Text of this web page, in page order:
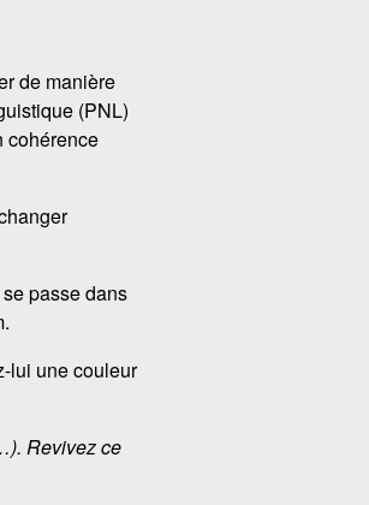
de manière
(PNL)
cohérence
passe dans
lui une couleur
Revivez ce